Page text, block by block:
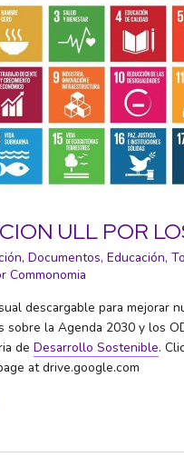
ULL POR
, Documentos, Educación,
Commonomia
descargable para mejorar
sobre la Agenda 2030 y los
de Desarrollo Sostenible.
at drive.google.com